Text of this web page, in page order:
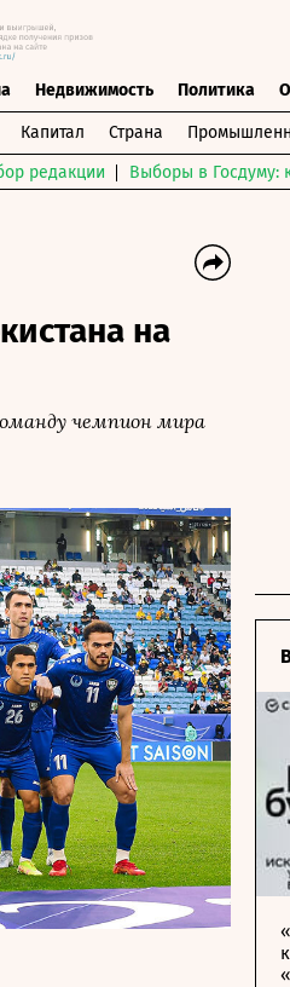
Недвижимость Политика
Капитал Страна
редакции Выборы в Госдуму:
на
чемпион мира